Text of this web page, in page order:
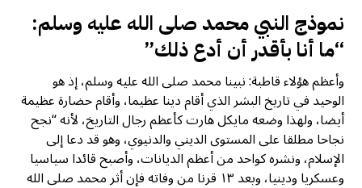
نموذج النبي محمد صلى الله عليه وسلم:
“ما أنا بأقدر أن أدع ذلك”
وأعظم هؤلاء قاطبة: نبينا محمد صلى الله عليه وسلم، إذ هو
الوحيد في تاريخ البشر الذي أقام دينا عظيما، وأقام حضارة عظيمة
أيضا، ولهذا وضعه مايكل هارت كأعظم رجال التاريخ، لأنه “نجح
نجاحا مطلقا على المستوى الديني والدنيوي، وهو قد دعا إلى
الإسلام، ونشره كواحد من أعظم الديانات، وأصبح قائدا سياسيا
وعسكريا ودينيا، وبعد ١٣ قرنا من وفاته فإن أثر محمد صلى الله